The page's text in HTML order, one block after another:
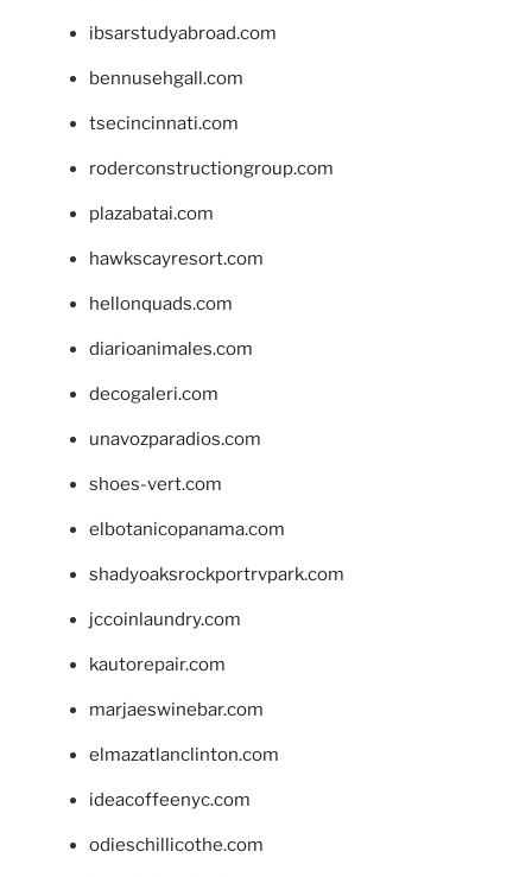
ibsarstudyabroad.com
bennusehgall.com
tsecincinnati.com
roderconstructiongroup.com
plazabatai.com
hawkscayresort.com
hellonquads.com
diarioanimales.com
decogaleri.com
unavozparadios.com
shoes-vert.com
elbotanicopanama.com
shadyoaksrockportrvpark.com
jccoinlaundry.com
kautorepair.com
marjaeswinebar.com
elmazatlanclinton.com
ideacoffeenyc.com
odieschillicothe.com